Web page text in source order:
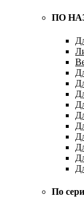
ПО
По